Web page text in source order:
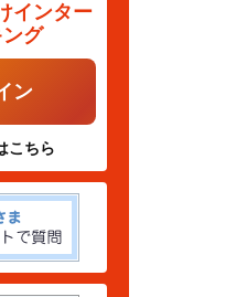
インター
グ
ン
こちら